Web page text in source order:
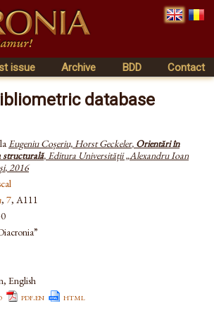
issue Archive BDD Contact
database
Eugeniu Coșeriu, Horst Geckeler, Orientări în
structurală,Editura Universității „Alexandru Ioan
,2016
, 7, A111
English
pdf.en html